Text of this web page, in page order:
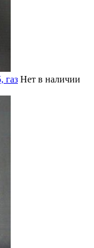
газ Нет в наличии